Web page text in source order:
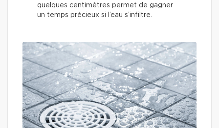
quelques centimètres permet de gagner
un temps précieux si l’eau s’infiltre.